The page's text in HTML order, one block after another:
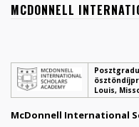
MCDONNELL
Louis,
McDonnell International